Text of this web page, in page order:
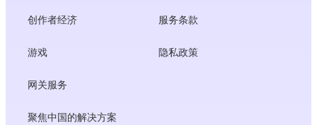
创作者经济
游戏
网关服务
聚焦中国的解决方案
服务条款
隐私政策